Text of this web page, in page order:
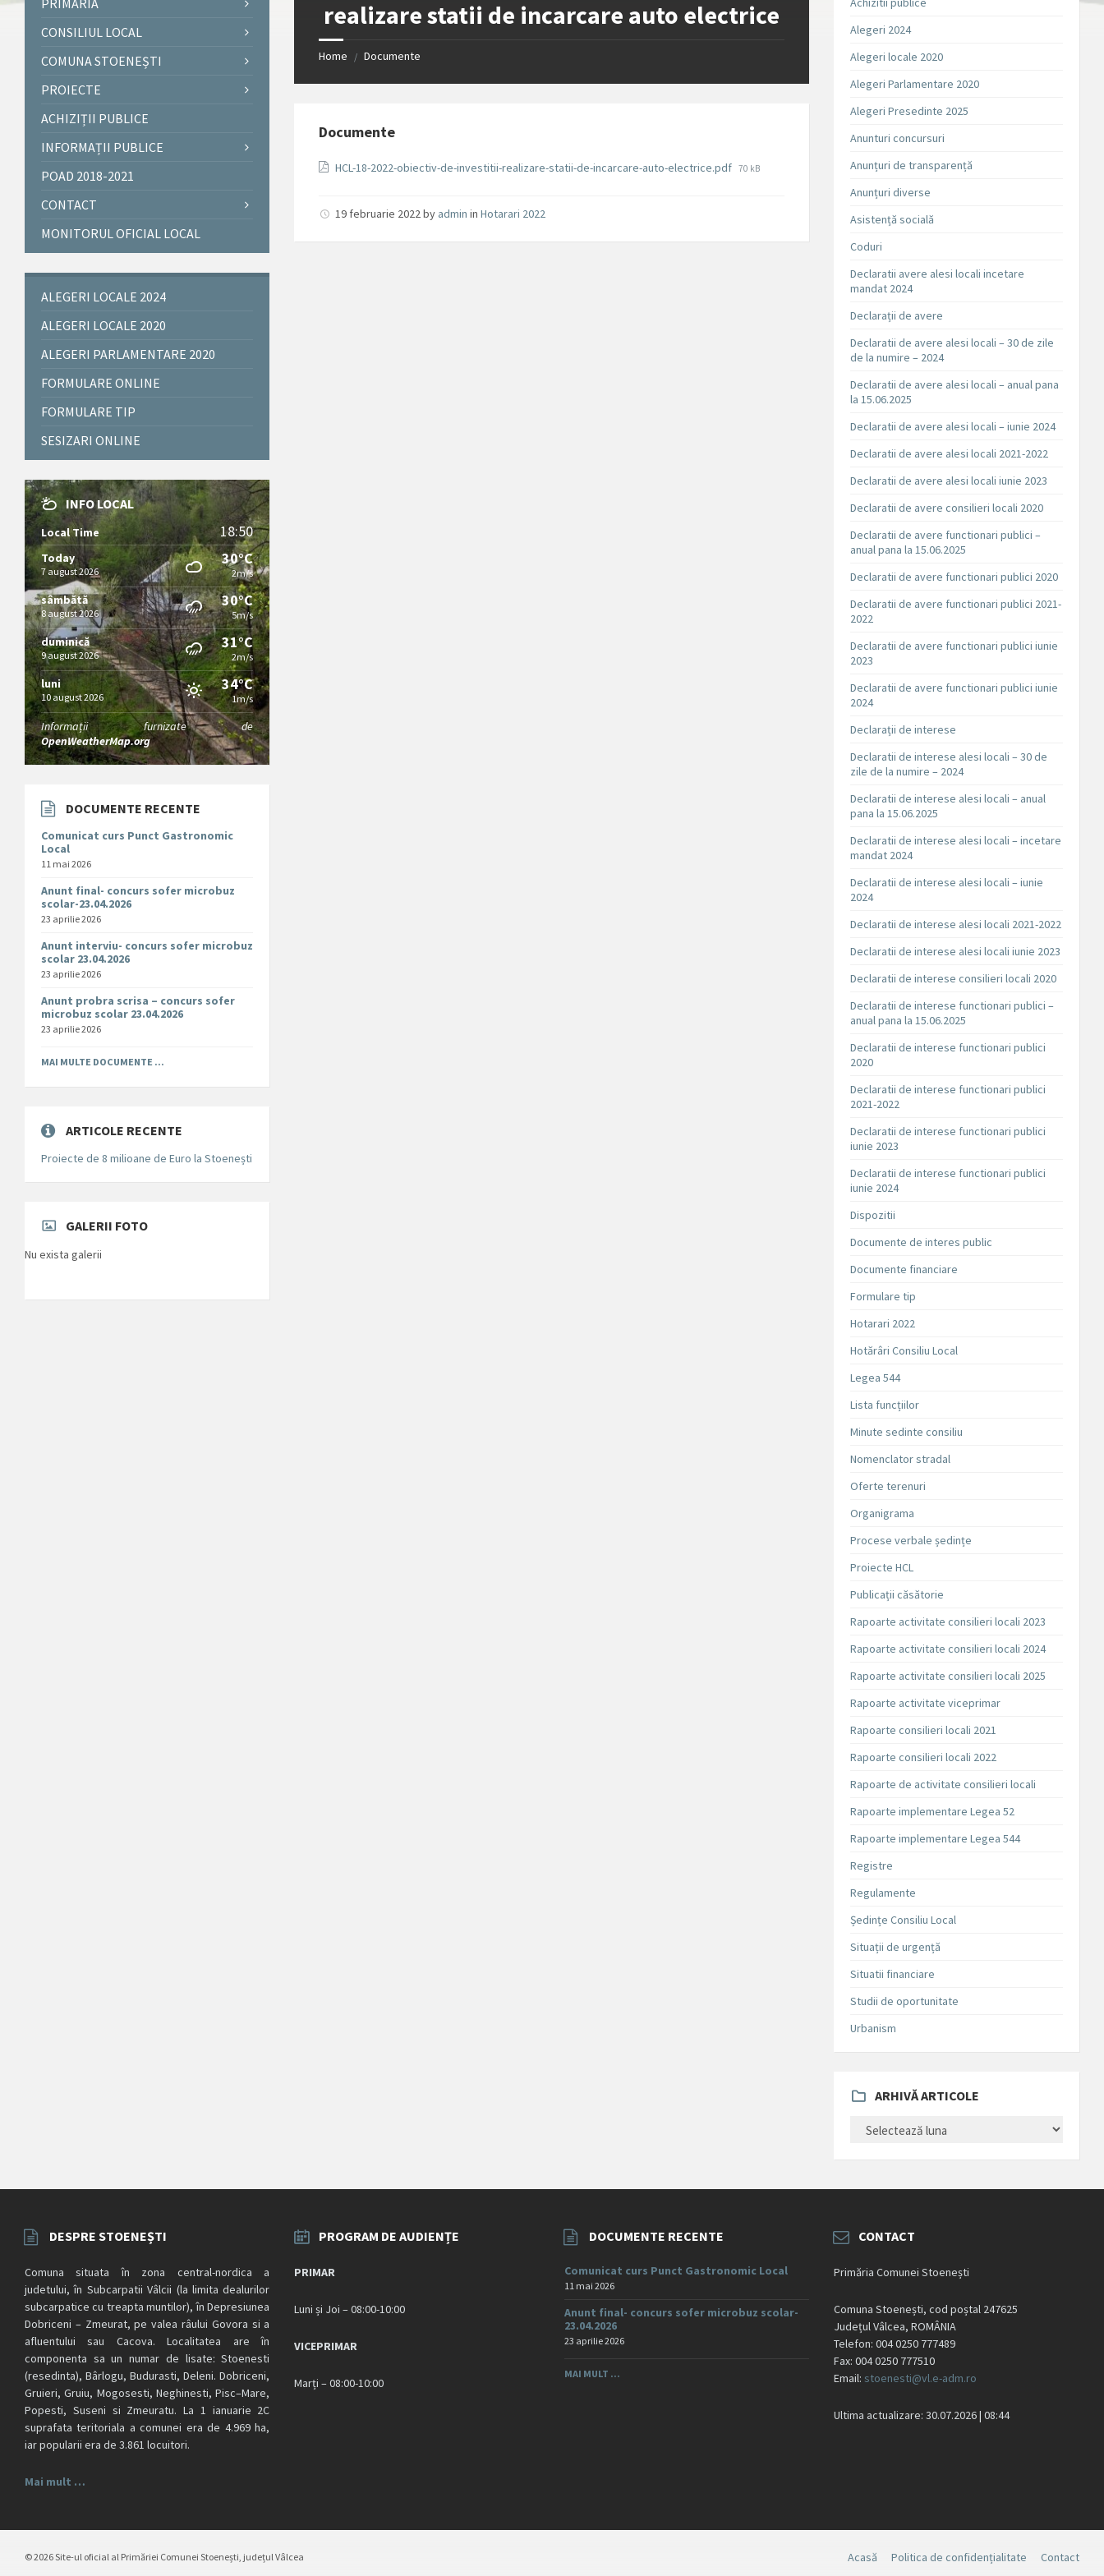
realizare statii de incarcare auto electrice
Home / Documente
Documente
HCL-18-2022-obiectiv-de-investitii-realizare-statii-de-incarcare-auto-electrice.pdf File
70 kB
19 februarie 2022by admin inHotarari 2022
PRIMĂRIA
CONSILIUL LOCAL
COMUNA STOENEȘTI
PROIECTE
ACHIZIȚII PUBLICE
INFORMAȚII PUBLICE
POAD 2018-2021
CONTACT
MONITORUL OFICIAL LOCAL
ALEGERI LOCALE 2024
ALEGERI LOCALE 2020
ALEGERI PARLAMENTARE 2020
FORMULARE ONLINE
FORMULARE TIP
SESIZARI ONLINE
INFO LOCAL
Local Time 18:50
Today
7 august 2026
30°C
2m/s
sâmbătă
8 august 2026
30°C
5m/s
duminică
9 august 2026
31°C
2m/s
luni
10 august 2026
34°C
1m/s
Informații furnizate de
OpenWeatherMap.org
DOCUMENTE RECENTE
Comunicat curs Punct Gastronomic
Local
11 mai 2026
Anunt final- concurs sofer microbuz
scolar-23.04.2026
23 aprilie 2026
Anunt interviu- concurs sofer microbuz
scolar 23.04.2026
23 aprilie 2026
Anunt probra scrisa – concurs sofer
microbuz scolar 23.04.2026
23 aprilie 2026
MAI MULTE DOCUMENTE ...
ARTICOLE RECENTE
Proiecte de 8 milioane de Euro la Stoenești
GALERII FOTO
Nu exista galerii
Alegeri 2024
Alegeri locale 2020
Alegeri Parlamentare 2020
Alegeri Presedinte 2025
Anunturi concursuri
Anunțuri de transparență
Anunțuri diverse
Asistență socială
Coduri
Declaratii avere alesi locali incetare
mandat 2024
Declarații de avere
Declaratii de avere alesi locali – 30 de zile
de la numire – 2024
Declaratii de avere alesi locali – anual pana
la 15.06.2025
Declaratii de avere alesi locali – iunie 2024
Declaratii de avere alesi locali 2021-2022
Declaratii de avere alesi locali iunie 2023
Declaratii de avere consilieri locali 2020
Declaratii de avere functionari publici –
anual pana la 15.06.2025
Declaratii de avere functionari publici 2020
Declaratii de avere functionari publici 2021-
2022
Declaratii de avere functionari publici iunie
2023
Declaratii de avere functionari publici iunie
2024
Declarații de interese
Declaratii de interese alesi locali – 30 de
zile de la numire – 2024
Declaratii de interese alesi locali – anual
pana la 15.06.2025
Declaratii de interese alesi locali – incetare
mandat 2024
Declaratii de interese alesi locali – iunie
2024
Declaratii de interese alesi locali 2021-2022
Declaratii de interese alesi locali iunie 2023
Declaratii de interese consilieri locali 2020
Declaratii de interese functionari publici –
anual pana la 15.06.2025
Declaratii de interese functionari publici
2020
Declaratii de interese functionari publici
2021-2022
Declaratii de interese functionari publici
iunie 2023
Declaratii de interese functionari publici
iunie 2024
Dispozitii
Documente de interes public
Documente financiare
Formulare tip
Hotarari 2022
Hotărâri Consiliu Local
Legea 544
Lista funcțiilor
Minute sedinte consiliu
Nomenclator stradal
Oferte terenuri
Organigrama
Procese verbale ședințe
Proiecte HCL
Publicații căsătorie
Rapoarte activitate consilieri locali 2023
Rapoarte activitate consilieri locali 2024
Rapoarte activitate consilieri locali 2025
Rapoarte activitate viceprimar
Rapoarte consilieri locali 2021
Rapoarte consilieri locali 2022
Rapoarte de activitate consilieri locali
Rapoarte implementare Legea 52
Rapoarte implementare Legea 544
Registre
Regulamente
Ședințe Consiliu Local
Situații de urgență
Situatii financiare
Studii de oportunitate
Urbanism
ARHIVĂ ARTICOLE
ARTICOLE
DESPRE STOENEȘTI
Comuna situata în zona central-nordica a
judetului, în Subcarpatii Vâlcii (la limita dealurilor
subcarpatice cu treapta muntilor), în Depresiunea
Dobriceni – Zmeurat, pe valea râului Govora si a
afluentului sau Cacova. Localitatea are în
componenta sa un numar de lisate: Stoenesti
(resedinta), Bârlogu, Budurasti, Deleni. Dobriceni,
Gruieri, Gruiu, Mogosesti, Neghinesti, Pisc–Mare,
Popesti, Suseni si Zmeuratu. La 1 ianuarie 2C
suprafata teritoriala a comunei era de 4.969 ha,
iar popularii era de 3.861 locuitori.
Mai mult …
PROGRAM DE AUDIENȚE
PRIMAR
Luni și Joi – 08:00-10:00
VICEPRIMAR
Marți – 08:00-10:00
DOCUMENTE RECENTE
Comunicat curs Punct Gastronomic Local
11 mai 2026
Anunt final- concurs sofer microbuz scolar-
23.04.2026
23 aprilie 2026
MAI MULT ...
CONTACT
Primăria Comunei Stoenești
Comuna Stoenești, cod poștal 247625
Județul Vâlcea, ROMÂNIA
Telefon: 004 0250 777489
Fax: 004 0250 777510
Email: stoenesti@vl.e-adm.ro
Ultima actualizare: 30.07.2026 | 08:44
Acasă Politica de confidențialitate Contact
© 2026 Site-ul oficial al Primăriei Comunei Stoenești, județul Vâlcea